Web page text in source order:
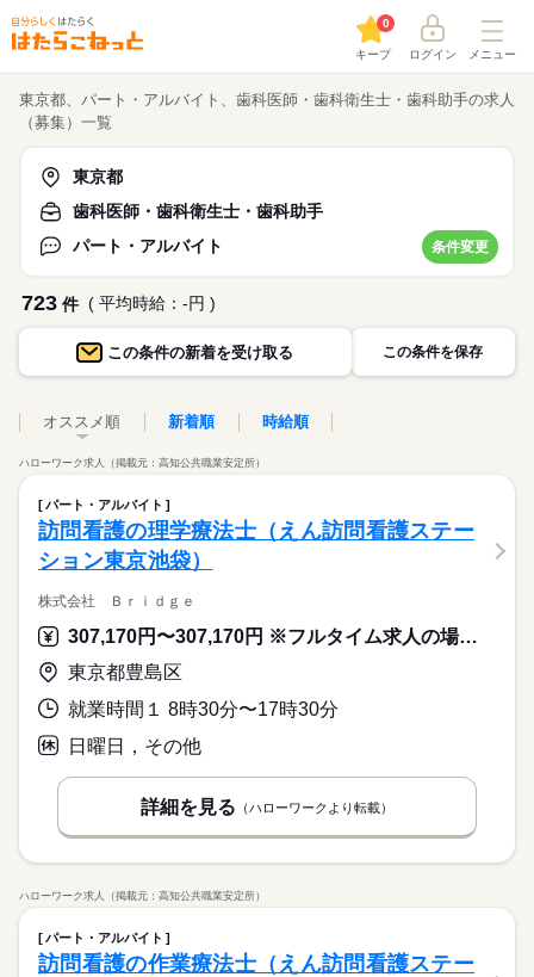
キープ
0
ログイン メニュー
東京都、パート・アルバイト、歯科医師・歯科衛生士・歯科助手の求人
（募集）一覧
東京都
歯科医師・歯科衛生士・歯科助手
パート・アルバイト
条件変更
723 件 ( 平均時給：-円 )
この条件の新着を受け取る この条件を保存
オススメ順 新着順 時給順
ハローワーク求人（掲載元：高知公共職業安定所）
パート・アルバイト
訪問看護の理学療法士（えん訪問看護ステー
ション東京池袋）
株式会社 Ｂｒｉｄｇｅ
307,170円〜307,170円 ※フルタイム求人の場合は月額（換算額）、パート求人の場合は時間額を表示しています。
東京都豊島区
就業時間１ 8時30分〜17時30分
日曜日，その他
詳細を見る （ハローワークより転載）
ハローワーク求人（掲載元：高知公共職業安定所）
パート・アルバイト
訪問看護の作業療法士（えん訪問看護ステー